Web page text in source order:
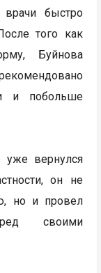
быстро
того как
Буйнова
и побольше
вернулся
он не
но и провел
своими